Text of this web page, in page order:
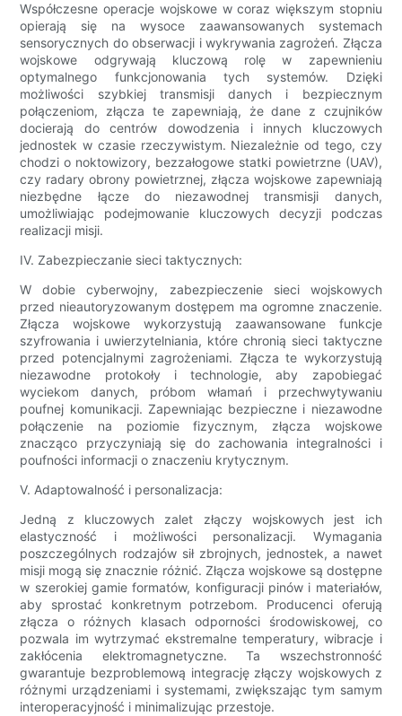
Współczesne operacje wojskowe w coraz większym stopniu
opierają się na wysoce zaawansowanych systemach
sensorycznych do obserwacji i wykrywania zagrożeń. Złącza
wojskowe odgrywają kluczową rolę w zapewnieniu
optymalnego funkcjonowania tych systemów. Dzięki
możliwości szybkiej transmisji danych i bezpiecznym
połączeniom, złącza te zapewniają, że dane z czujników
docierają do centrów dowodzenia i innych kluczowych
jednostek w czasie rzeczywistym. Niezależnie od tego, czy
chodzi o noktowizory, bezzałogowe statki powietrzne (UAV),
czy radary obrony powietrznej, złącza wojskowe zapewniają
niezbędne łącze do niezawodnej transmisji danych,
umożliwiając podejmowanie kluczowych decyzji podczas
realizacji misji.
IV. Zabezpieczanie sieci taktycznych:
W dobie cyberwojny, zabezpieczenie sieci wojskowych
przed nieautoryzowanym dostępem ma ogromne znaczenie.
Złącza wojskowe wykorzystują zaawansowane funkcje
szyfrowania i uwierzytelniania, które chronią sieci taktyczne
przed potencjalnymi zagrożeniami. Złącza te wykorzystują
niezawodne protokoły i technologie, aby zapobiegać
wyciekom danych, próbom włamań i przechwytywaniu
poufnej komunikacji. Zapewniając bezpieczne i niezawodne
połączenie na poziomie fizycznym, złącza wojskowe
znacząco przyczyniają się do zachowania integralności i
poufności informacji o znaczeniu krytycznym.
V. Adaptowalność i personalizacja:
Jedną z kluczowych zalet złączy wojskowych jest ich
elastyczność i możliwości personalizacji. Wymagania
poszczególnych rodzajów sił zbrojnych, jednostek, a nawet
misji mogą się znacznie różnić. Złącza wojskowe są dostępne
w szerokiej gamie formatów, konfiguracji pinów i materiałów,
aby sprostać konkretnym potrzebom. Producenci oferują
złącza o różnych klasach odporności środowiskowej, co
pozwala im wytrzymać ekstremalne temperatury, wibracje i
zakłócenia elektromagnetyczne. Ta wszechstronność
gwarantuje bezproblemową integrację złączy wojskowych z
różnymi urządzeniami i systemami, zwiększając tym samym
interoperacyjność i minimalizując przestoje.